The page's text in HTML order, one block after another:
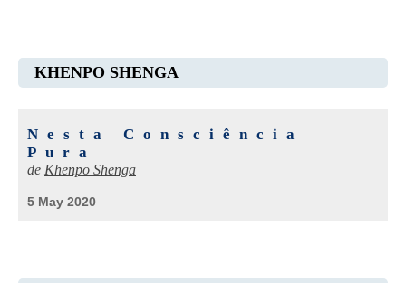
KHENPO SHENGA
Nesta Consciência
Pura
de Khenpo Shenga
5 May 2020